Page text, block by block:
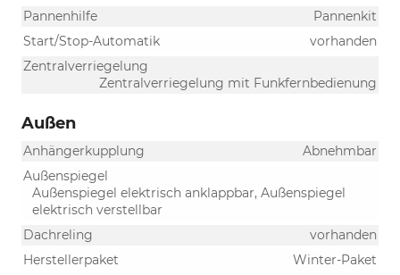
Pannenhilfe
Pannenkit
Start/Stop-Automatik
vorhanden
Zentralverriegelung
Zentralverriegelung mit Funkfernbedienung
Außen
Anhängerkupplung
Abnehmbar
Außenspiegel
Außenspiegel elektrisch anklappbar, Außenspiegel
elektrisch verstellbar
Dachreling
vorhanden
Herstellerpaket
Winter-Paket